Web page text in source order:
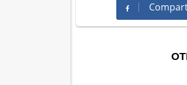
Compartir